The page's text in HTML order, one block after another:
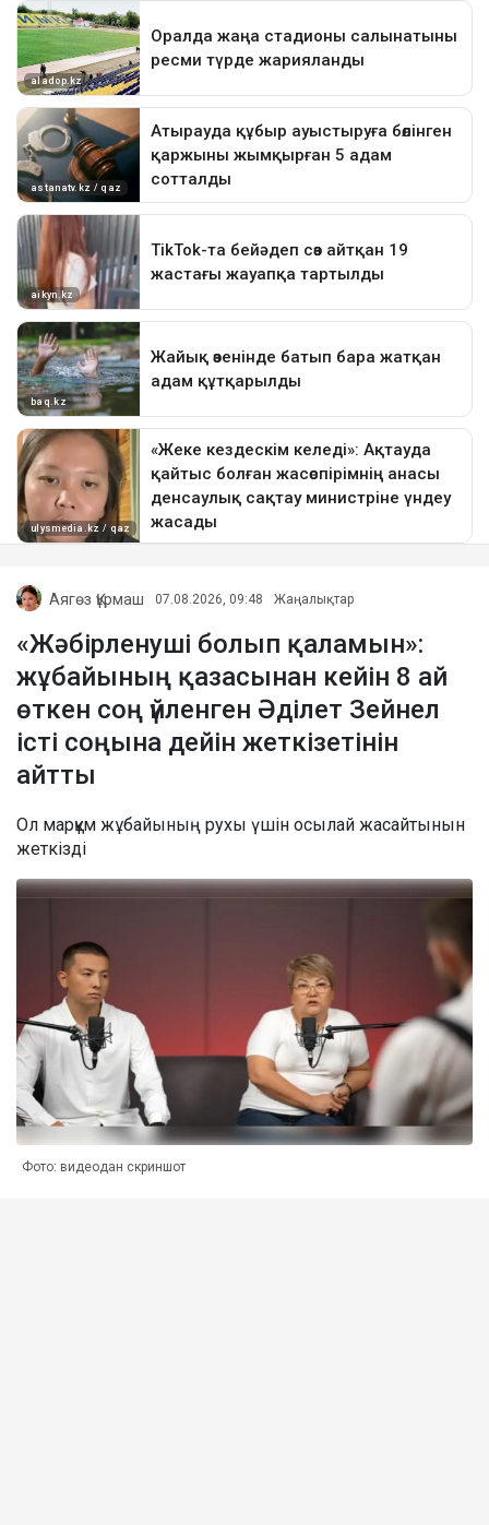
Аягөз Құрмаш 07.08.2026, 09:48 Жаңалықтар
«Жәбірленуші болып қаламын»:
жұбайының қазасынан кейін 8 ай
өткен соң үйленген Әділет Зейнел
істі соңына дейін жеткізетінін
айтты
Ол марқұм жұбайының рухы үшін осылай жасайтынын
жеткізді
Фото: видеодан скриншот